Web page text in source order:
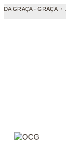
GRAÇA - GRAÇA ・